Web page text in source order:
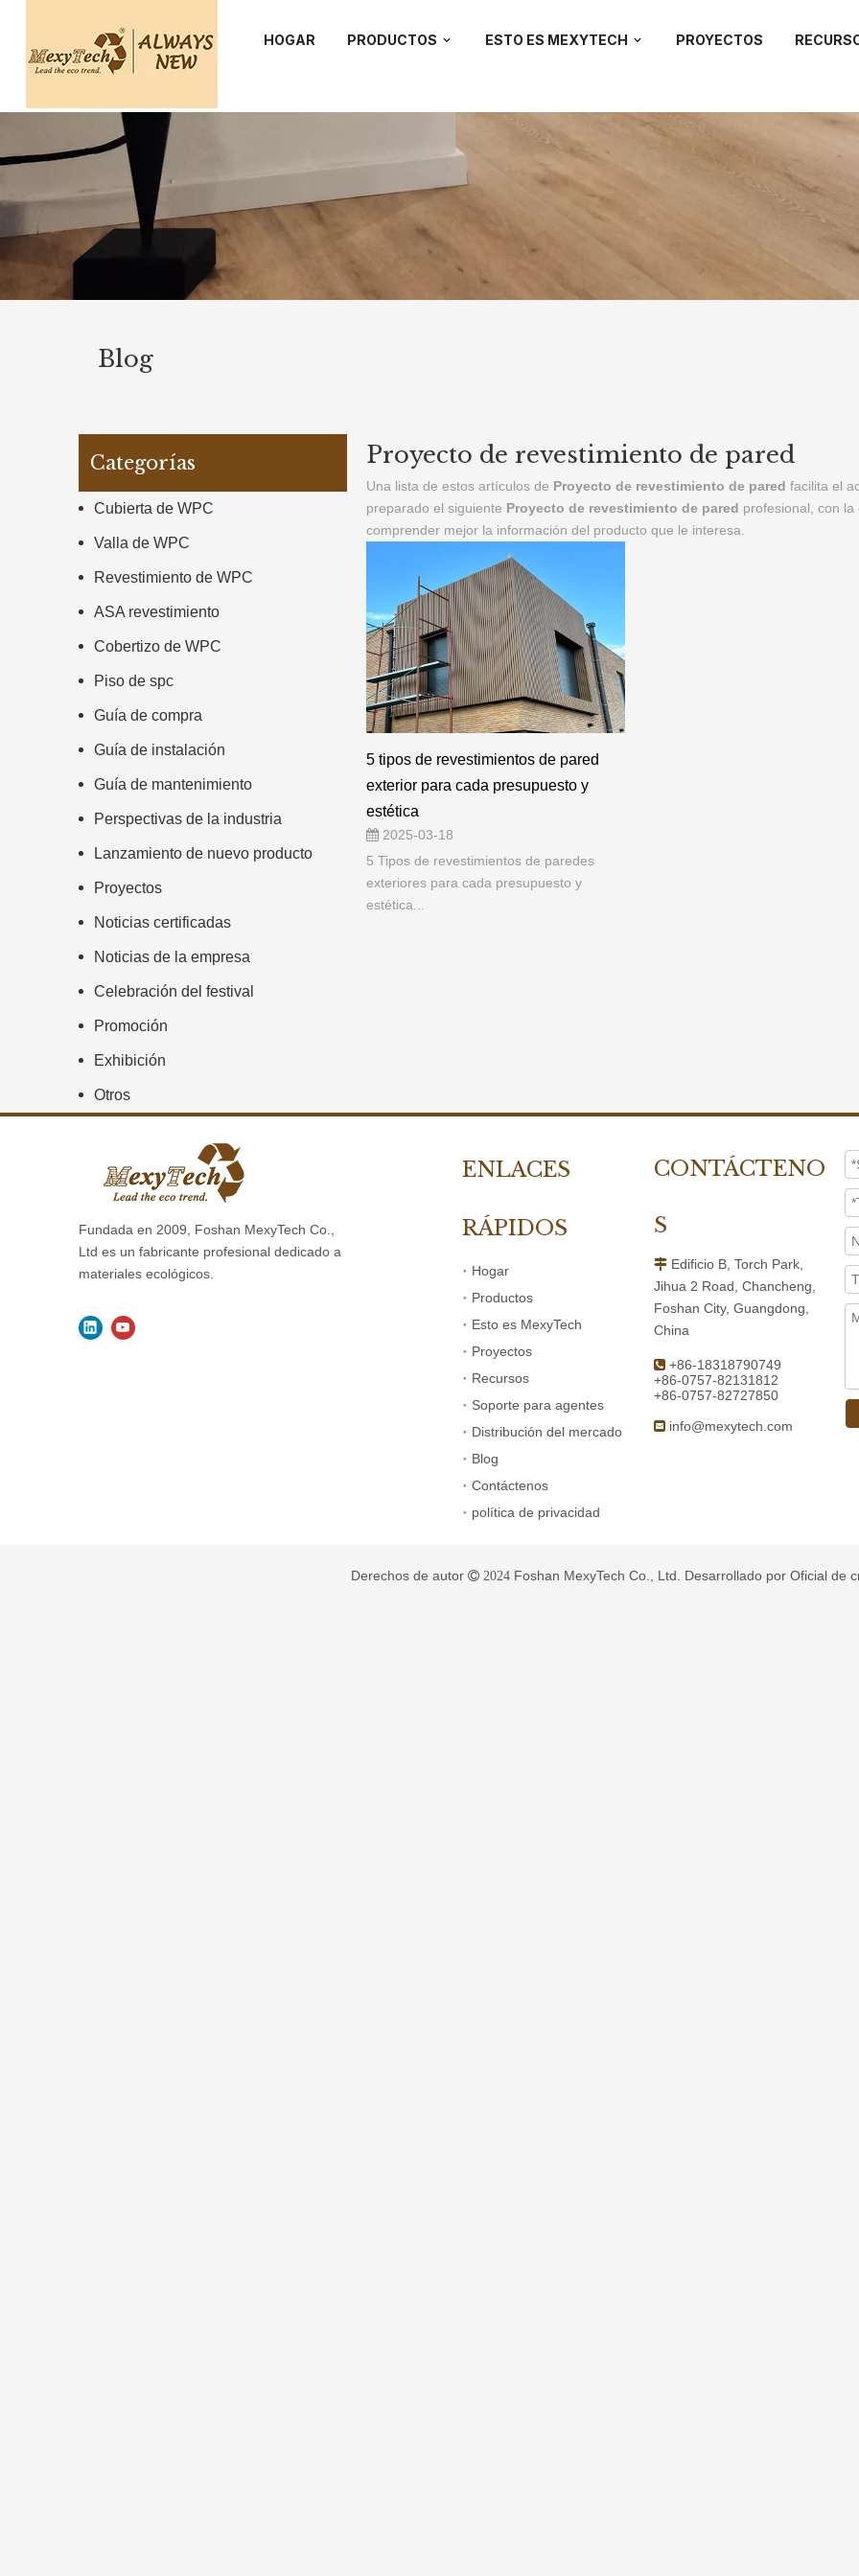
HOGAR PRODUCTOS ESTO ES MEXYTECH PROYECTOS
Blog
Categorías
Valla de WPC
Revestimiento de WPC
ASA revestimiento
Cobertizo de WPC
Piso de spc
Guía de compra
Guía de instalación
Guía de mantenimiento
Perspectivas de la industria
Lanzamiento de nuevo producto
Proyectos
Noticias certificadas
Noticias de la empresa
Celebración del festival
Promoción
Exhibición
Otros
5 tipos de revestimientos de pared
exterior para cada presupuesto y
estética
2025-03-18
exteriores para cada presupuesto y
estética...
Fundada en 2009, Foshan MexyTech Co.,
materiales ecológicos.
RÁPIDOS
Hogar
Esto es MexyTech
Proyectos
Recursos
Soporte para agentes
Distribución del mercado
Blog
Contáctenos
política de privacidad
S
Edificio B, Torch Park,
Jihua 2 Road, Chancheng,
China
+86-0757-82131812
+86-0757-82727850
 info@mexytech.com
Derechos de autor  2024